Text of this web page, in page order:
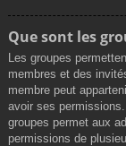
Que sont les
Les groupes
membres et des
membre peut
avoir ses
groupes permet aux
permissions de